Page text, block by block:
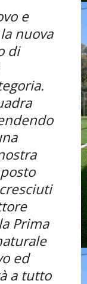
e
nuova
di
Prima
ed
a tutto